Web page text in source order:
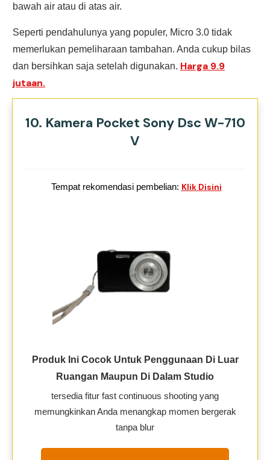
bawah air atau di atas air.
Seperti pendahulunya yang populer, Micro 3.0 tidak
memerlukan pemeliharaan tambahan. Anda cukup bilas
dan bersihkan saja setelah digunakan. Harga 9.9
jutaan.
10. Kamera Pocket Sony Dsc W-710
V
Tempat rekomendasi pembelian: Klik Disini
Produk Ini Cocok Untuk Penggunaan Di Luar
Ruangan Maupun Di Dalam Studio
tersedia fitur fast continuous shooting yang
memungkinkan Anda menangkap momen bergerak
tanpa blur